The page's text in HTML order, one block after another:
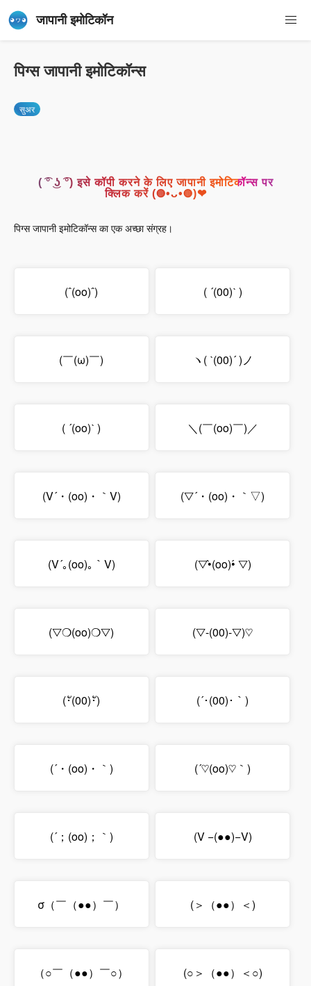
जापानी इमोटिकॉन
पिग्स जापानी इमोटिकॉन्स
सुअर
( ͡° ͜ʖ ͡°) इसे कॉपी करने के लिए जापानी इमोटिकॉन्स पर
क्लिक करें (◍•ᴗ•◍)❤
पिग्स जापानी इमोटिकॉन्स का एक अच्छा संग्रह।
(ˆ(oo)ˆ) ( ´(00)ˋ )
(￣(ω)￣) ヽ( ˋ(00)´ )ノ
( ´(oo)ˋ ) ＼(￣(oo)￣)／
(V´・(oo)・｀V) (▽´・(oo)・｀▽)
(V´｡(oo)｡｀V) (▽•̀(oo)•́ ▽)
(▽❍(oo)❍▽) (▽-(00)-▽)♡
(･ั(00)･ั) (´･(00)･｀)
(´・(oo)・｀) (´♡(oo)♡｀)
(´；(oo)；｀) (V −(●●)−V)
σ（￣（●●）￣） (＞（●●）＜)
（○￣（●●）￣○） (○＞（●●）＜○)